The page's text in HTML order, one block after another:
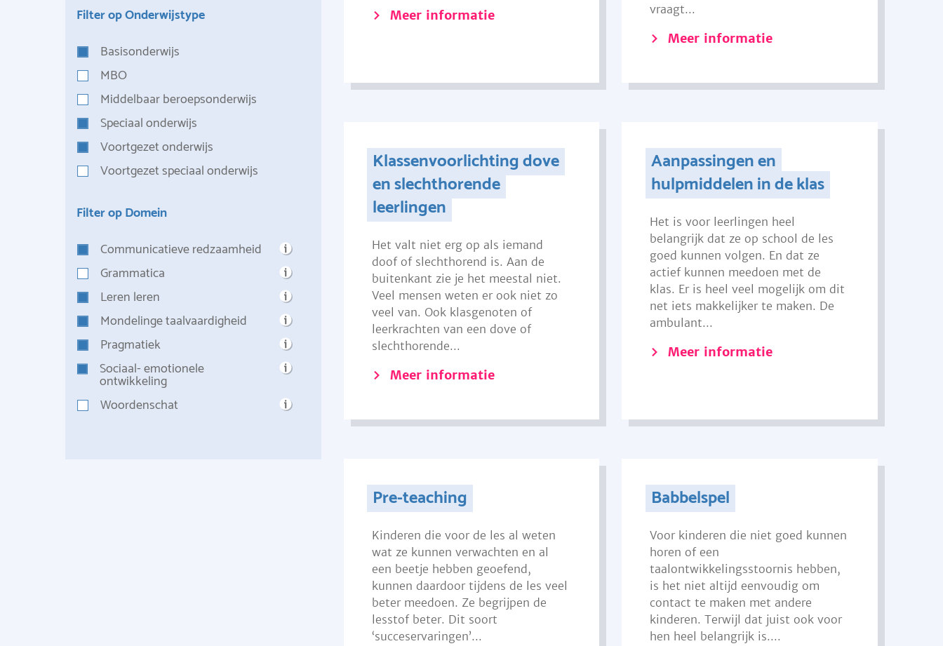
Filter op Onderwijstype
Basisonderwijs
MBO
Middelbaar beroepsonderwijs
Speciaal onderwijs
Voortgezet onderwijs
Voortgezet speciaal onderwijs
Filter op Domein
Communicatieve redzaamheid
Grammatica
Leren leren
Mondelinge taalvaardigheid
Pragmatiek
Sociaal- emotionele
ontwikkeling
Woordenschat
Meer informatie
vraagt...
Meer informatie
Klassenvoorlichting dove
en slechthorende
leerlingen
Het valt niet erg op als iemand
doof of slechthorend is. Aan de
buitenkant zie je het meestal niet.
Veel mensen weten er ook niet zo
veel van. Ook klasgenoten of
leerkrachten van een dove of
slechthorende...
Meer informatie
Aanpassingen en
hulpmiddelen in de klas
Het is voor leerlingen heel
belangrijk dat ze op school de les
goed kunnen volgen. En dat ze
actief kunnen meedoen met de
klas. Er is heel veel mogelijk om dit
net iets makkelijker te maken. De
ambulant...
Meer informatie
Pre-teaching
Kinderen die voor de les al weten
wat ze kunnen verwachten en al
een beetje hebben geoefend,
kunnen daardoor tijdens de les veel
beter meedoen. Ze begrijpen de
lesstof beter. Dit soort
‘succeservaringen’...
Babbelspel
Voor kinderen die niet goed kunnen
horen of een
taalontwikkelingsstoornis hebben,
is het niet altijd eenvoudig om
contact te maken met andere
kinderen. Terwijl dat juist ook voor
hen heel belangrijk is....